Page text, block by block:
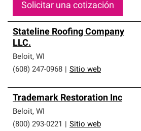
Solicitar una cotización
Stateline Roofing Company
LLC.
Beloit, WI
(608) 247-0968
Sitio web
Trademark Restoration Inc
Beloit, WI
(800) 293-0221
Sitio web